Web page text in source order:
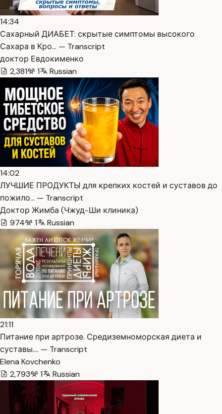
14:34
Сахарный ДИАБЕТ: скрытые симптомы высокого
Сахара в Кро… — Transcript
доктор Евдокименко
2,381
1 Russian
14:02
ЛУЧШИЕ ПРОДУКТЫ для крепких костей и суставов до
пожило… — Transcript
Доктор Жимба (Чжуд-Ши клиника)
974
1 Russian
21:11
Питание при артрозе. Средиземноморская диета и
суставы.… — Transcript
Elena Kovchenko
2,793
1 Russian